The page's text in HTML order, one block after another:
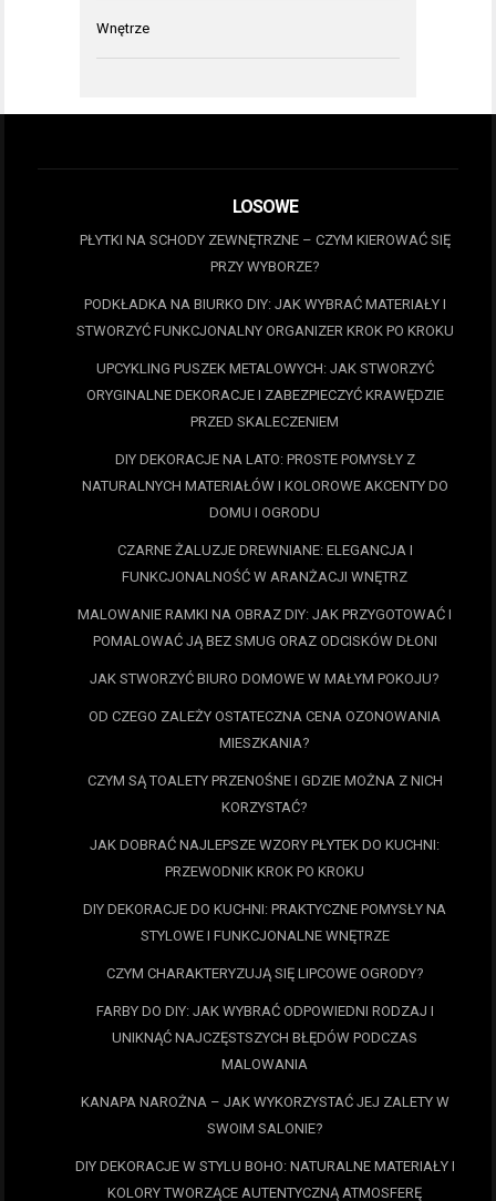
Wnętrze
LOSOWE
PŁYTKI NA SCHODY ZEWNĘTRZNE – CZYM KIEROWAĆ SIĘ
PRZY WYBORZE?
PODKŁADKA NA BIURKO DIY: JAK WYBRAĆ MATERIAŁY I
STWORZYĆ FUNKCJONALNY ORGANIZER KROK PO KROKU
UPCYKLING PUSZEK METALOWYCH: JAK STWORZYĆ
ORYGINALNE DEKORACJE I ZABEZPIECZYĆ KRAWĘDZIE
PRZED SKALECZENIEM
DIY DEKORACJE NA LATO: PROSTE POMYSŁY Z
NATURALNYCH MATERIAŁÓW I KOLOROWE AKCENTY DO
DOMU I OGRODU
CZARNE ŻALUZJE DREWNIANE: ELEGANCJA I
FUNKCJONALNOŚĆ W ARANŻACJI WNĘTRZ
MALOWANIE RAMKI NA OBRAZ DIY: JAK PRZYGOTOWAĆ I
POMALOWAĆ JĄ BEZ SMUG ORAZ ODCISKÓW DŁONI
JAK STWORZYĆ BIURO DOMOWE W MAŁYM POKOJU?
OD CZEGO ZALEŻY OSTATECZNA CENA OZONOWANIA
MIESZKANIA?
CZYM SĄ TOALETY PRZENOŚNE I GDZIE MOŻNA Z NICH
KORZYSTAĆ?
JAK DOBRAĆ NAJLEPSZE WZORY PŁYTEK DO KUCHNI:
PRZEWODNIK KROK PO KROKU
DIY DEKORACJE DO KUCHNI: PRAKTYCZNE POMYSŁY NA
STYLOWE I FUNKCJONALNE WNĘTRZE
CZYM CHARAKTERYZUJĄ SIĘ LIPCOWE OGRODY?
FARBY DO DIY: JAK WYBRAĆ ODPOWIEDNI RODZAJ I
UNIKNĄĆ NAJCZĘSTSZYCH BŁĘDÓW PODCZAS
MALOWANIA
KANAPA NAROŻNA – JAK WYKORZYSTAĆ JEJ ZALETY W
SWOIM SALONIE?
DIY DEKORACJE W STYLU BOHO: NATURALNE MATERIAŁY I
KOLORY TWORZĄCE AUTENTYCZNĄ ATMOSFERĘ